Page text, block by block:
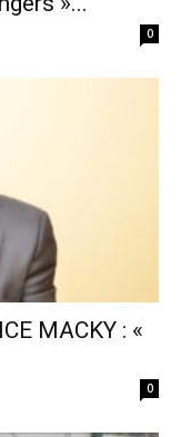
0
MACKY : «
0